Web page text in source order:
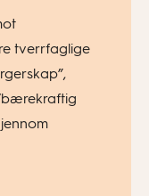
tverrfaglige